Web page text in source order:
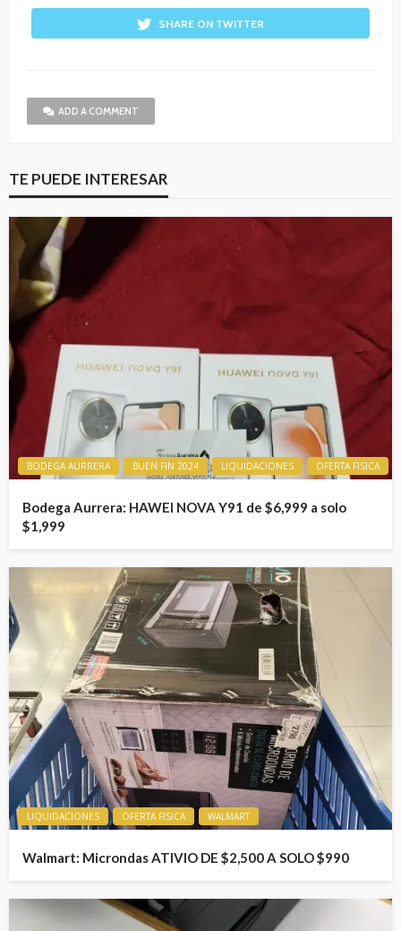
SHARE ON TWITTER
ADD A COMMENT
TE PUEDE INTERESAR
BODEGA AURRERA BUEN FIN 2024 LIQUIDACIONES OFERTA FISICA
Bodega Aurrera: HAWEI NOVA Y91 de $6,999 a solo
$1,999
LIQUIDACIONES OFERTA FISICA WALMART
Walmart: Microndas ATIVIO DE $2,500 A SOLO $990